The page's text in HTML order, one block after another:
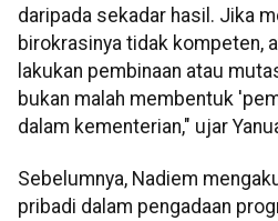
daripada sekadar hasil. Jika
birokrasinya tidak kompeten,
lakukan pembinaan atau
bukan malah membentuk
dalam kementerian," ujar
Sebelumnya, Nadiem
pribadi dalam pengadaan